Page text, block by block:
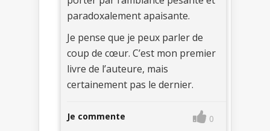
paradoxalement apaisante.
Je pense que je peux parler de
coup de cœur. C’est mon premier
livre de l’auteure, mais
certainement pas le dernier.
Je commente 0